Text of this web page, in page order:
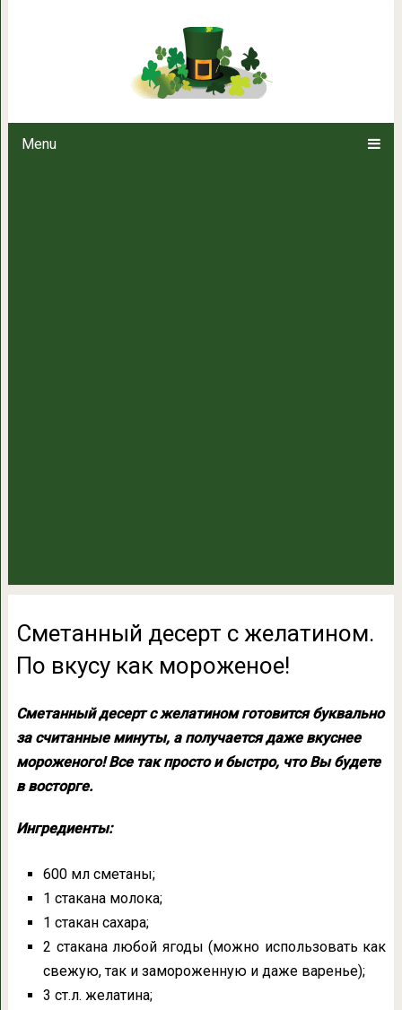
Menu
Сметанный десерт с
Сметанный десерт с желатином.
По вкусу как мороженое!
Сметанный десерт с желатином готовится буквально
за считанные минуты, а получается даже вкуснее
мороженого! Все так просто и быстро, что Вы будете
в восторге.
Ингредиенты:
600 мл сметаны;
1 стакана молока;
1 стакан сахара;
2 стакана любой ягоды (можно использовать как
свежую, так и замороженную и даже варенье);
3 ст.л. желатина;